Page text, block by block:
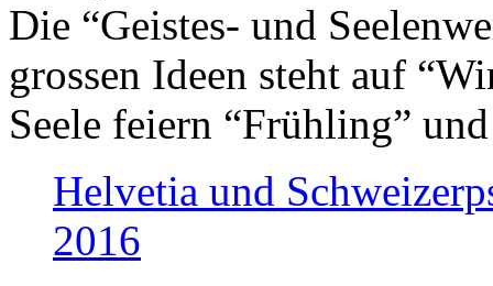
Die “Geistes- und
grossen Ideen steht auf
Seele feiern “Frühling”
Helvetia und
2016